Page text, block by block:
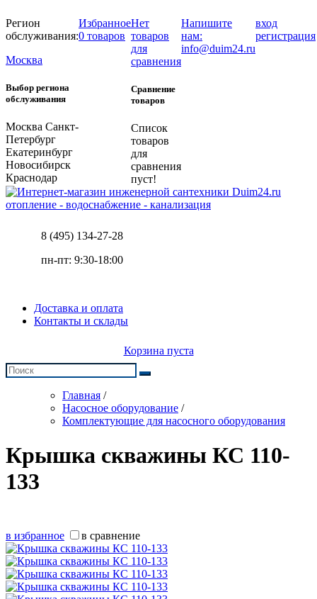
Регион
обслуживания:
Москва
Выбор региона
обслуживания
Москва Санкт-
Петербург
Екатеринбург
Новосибирск
Краснодар
Избранное
0 товаров
Нет
товаров
для
сравнения
Сравнение
товаров
Список
товаров
для
сравнения
пуст!
Напишите
нам:
info@duim24.ru
вход
регистрация
отопление - водоснабжение - канализация
8 (495) 134-27-28
пн-пт: 9:30-18:00
Доставка и оплата
Контакты и склады
Корзина пуста
Главная /
Насосное оборудование /
Комплектующие для насосного оборудования
Крышка скважины КС 110-
133
в избранное в сравнение